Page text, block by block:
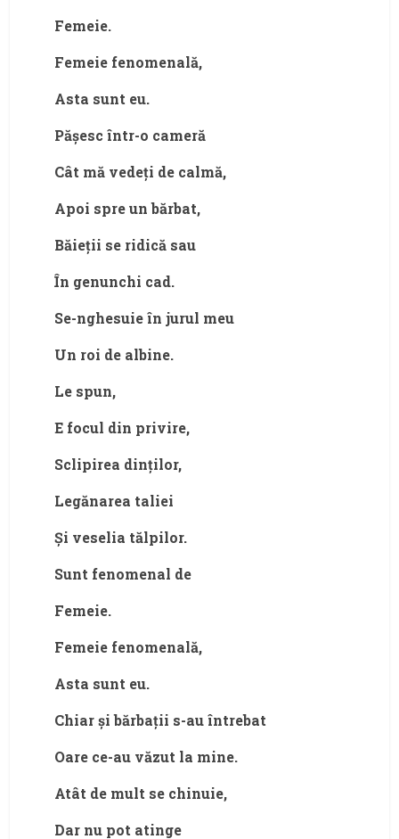
Femeie.
Femeie fenomenală,
Asta sunt eu.
Pășesc într-o cameră
Cât mă vedeți de calmă,
Apoi spre un bărbat,
Băieții se ridică sau
În genunchi cad.
Se-nghesuie în jurul meu
Un roi de albine.
Le spun,
E focul din privire,
Sclipirea dinților,
Legănarea taliei
Și veselia tălpilor.
Sunt fenomenal de
Femeie.
Femeie fenomenală,
Asta sunt eu.
Chiar și bărbații s-au întrebat
Oare ce-au văzut la mine.
Atât de mult se chinuie,
Dar nu pot atinge